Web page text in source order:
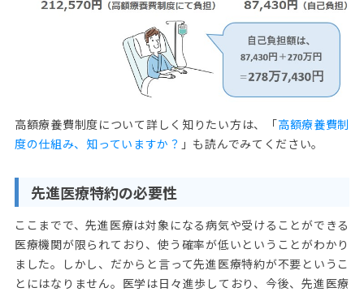
高額療養費制度について詳しく知りたい方は、「高額療養費制
度の仕組み、知っていますか？ 」も読んでみてください。
先進医療特約の必要性
ここまでで、先進医療は対象になる病気や受けることができる
医療機関が限られており、使う確率が低いということがわかり
ました。しかし、だからと言って先進医療特約が不要というこ
とにはなりません。医学は日々進歩しており、今後、先進医療